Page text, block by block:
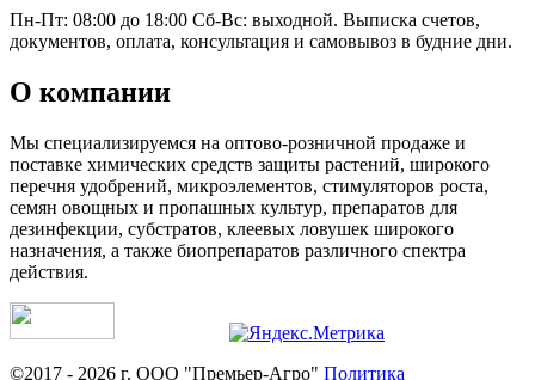
Пн-Пт: 08:00 до 18:00 Сб-Вс: выходной. Выписка счетов,
документов, оплата, консультация и самовывоз в будние дни.
О компании
Мы специализируемся на оптово-розничной продаже и
поставке химических средств защиты растений, широкого
перечня удобрений, микроэлементов, стимуляторов роста,
семян овощных и пропашных культур, препаратов для
дезинфекции, субстратов, клеевых ловушек широкого
назначения, а также биопрепаратов различного спектра
действия.
©2017 - 2026 г. ООО "Премьер-Агро" Политика